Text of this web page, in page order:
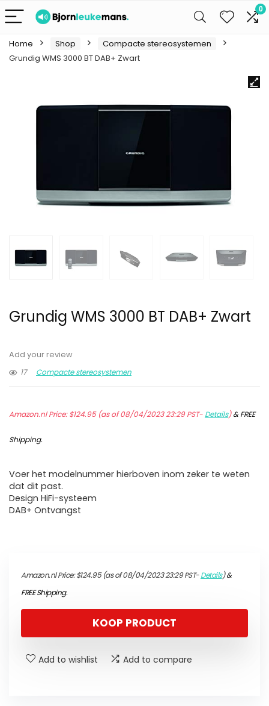
0
Home Shop
Compacte stereosystemen
Grundig WMS 3000 BT DAB+ Zwart
Grundig WMS 3000 BT DAB+ Zwart
Add your review
17
Compacte stereosystemen
Amazon.nl Price:$124.95(as of 08/04/2023 23:29 PST- Details)&FREE
Shipping.
Voer het modelnummer hierboven inom zeker te weten
dat dit past.
Design HiFi-systeem
DAB+ Ontvangst
Amazon.nl Price:$124.95(as of 08/04/2023 23:29 PST-Details)&
FREE Shipping.
KOOP PRODUCT
Add to wishlist Add to compare